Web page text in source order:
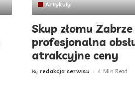
Artykuły
Skup złomu Zabrze
profesjonalna
atrakcyjne ceny
Posted
By redakcja serwisu 4 Min Read